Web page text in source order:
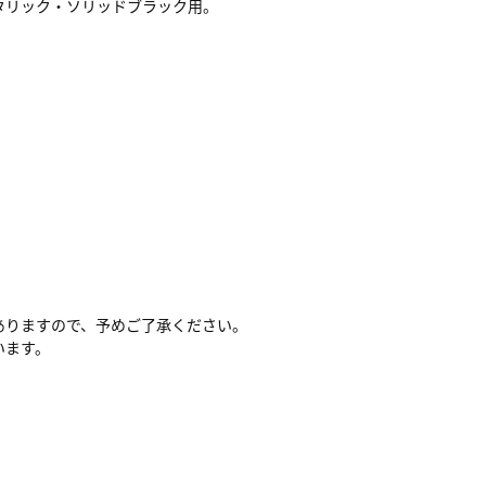
ック・ソリッドブラック用。
ますので、予めご了承ください。
す。